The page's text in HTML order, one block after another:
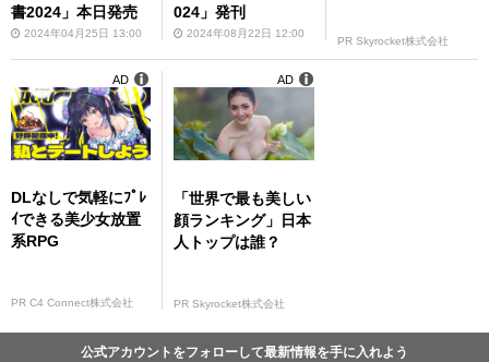
書2024」本日発売
2024年04月25日 13:00
024」発刊
2024年08月22日 12:00
PR Skyrocket株式会社
DLなしで気軽にﾌﾟﾚ
ｲできる美少女放置
系RPG
PR C4 Connect株式会社
AD
「世界で最も美しい
顔ランキング」日本
人トップは誰？
PR Skyrocket株式会社
AD
公式アカウントをフォローして最新情報を手に入れよう